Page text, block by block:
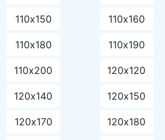
110х150 110х160
110х180 110х190
110х200 120х120
120х140 120х150
120х170 120х180